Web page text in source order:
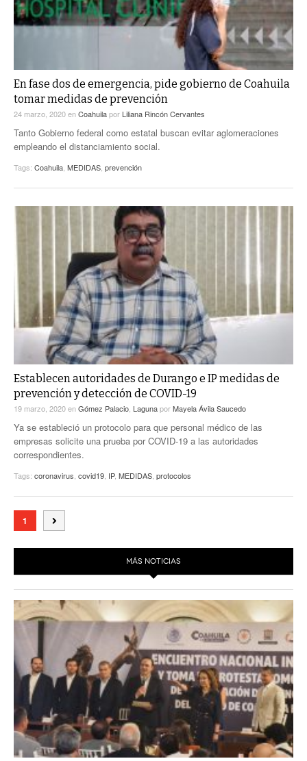
En fase dos de emergencia, pide gobierno de Coahuila
tomar medidas de prevención
24 marzo, 2020enCoahuilapor Liliana Rincón Cervantes
Tanto Gobierno federal como estatal buscan evitar aglomeraciones
empleando el distanciamiento social.
Tags: Coahuila, MEDIDAS, prevención
Establecen autoridades de Durango e IP medidas de
prevención y detección de COVID-19
19 marzo, 2020enGómez Palacio LagunaporMayela Ávila Saucedo
Ya se estableció un protocolo para que personal médico de las
empresas solicite una prueba por COVID-19 a las autoridades
correspondientes.
Tags: coronavirus covid19 IP, MEDIDAS protocolos
1
MÁS NOTICIAS